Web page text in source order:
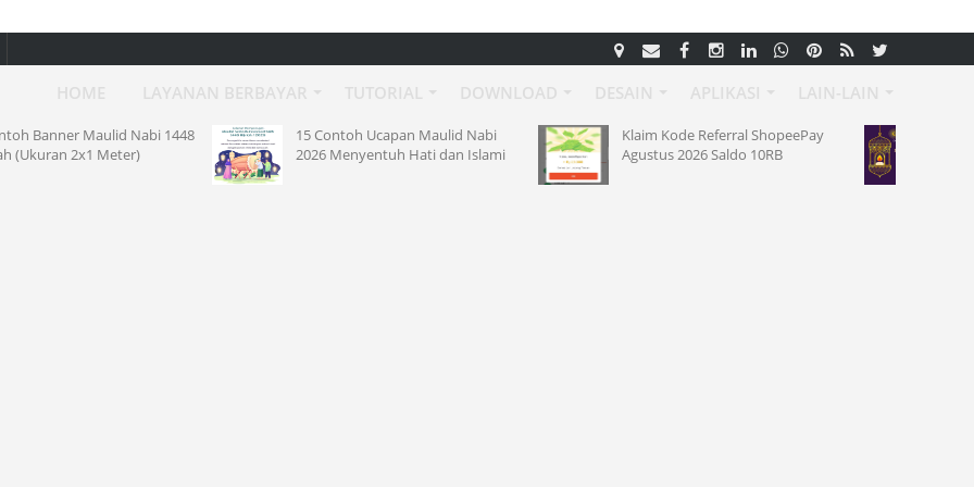
15 Contoh Ucapan Maulid Nabi
2026 Menyentuh Hati dan Islami
Klaim Kode Referral ShopeePay
Agustus 2026 Saldo 10RB
Desain Poster Maulid Nabi 1448
Hijriah Terbaru 2026